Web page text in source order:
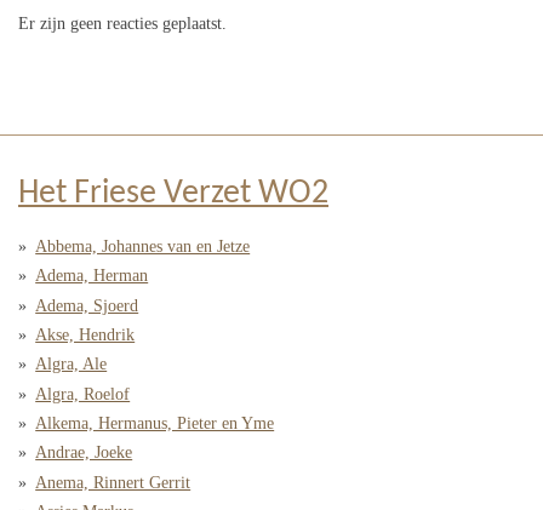
Er zijn geen reacties geplaatst.
Het Friese Verzet WO2
Abbema, Johannes van en Jetze
Adema, Herman
Adema, Sjoerd
Akse, Hendrik
Algra, Ale
Algra, Roelof
Alkema, Hermanus, Pieter en Yme
Andrae, Joeke
Anema, Rinnert Gerrit